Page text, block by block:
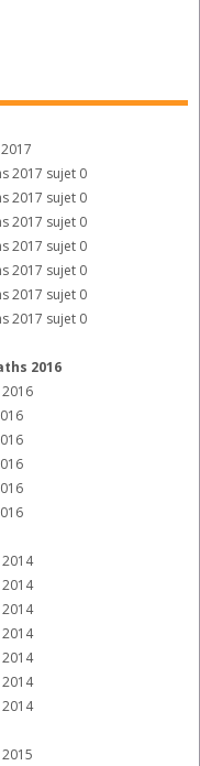
2017 sujet 0
2017 sujet 0
2017 sujet 0
2017 sujet 0
2017 sujet 0
2017 sujet 0
2017 sujet 0
2016